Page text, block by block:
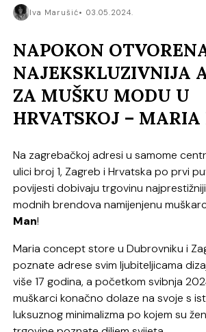
Iva Marušić 03.05.2024.
NAPOKON
NAJEKSKLUZIVNIJA
ZA MUŠKU MODU U
HRVATSKOJ –
Na zagrebačkoj adresi u samome
ulici broj 1, Zagreb i Hrvatska po prvi
povijesti dobivaju trgovinu
modnih brendova namijenjenu
Man!
Maria concept store u Dubrovniku i
poznate adrese svim ljubiteljicama
više 17 godina, a početkom svibnja
muškarci konačno dolaze na svoje s
luksuznog minimalizma po kojem su